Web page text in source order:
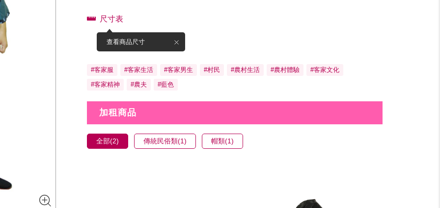
尺寸表
查看商品尺寸
#客家服 #客家生活 #客家男生 #村民 #農村生活 #農村體驗
#客家文化
#客家精神
#農夫 #藍色
加租商品
全部(2) 傳統民俗類(1) 帽類(1)